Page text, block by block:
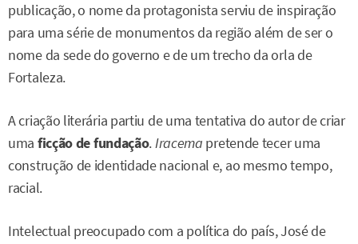
publicação, o nome da protagonista serviu de inspiração
para uma série de monumentos da região além de ser o
nome da sede do governo e de um trecho da orla de
Fortaleza.
A criação literária partiu de uma tentativa do autor de criar
uma ficção de fundação.Iracema pretende tecer uma
construção de identidade nacional e, ao mesmo tempo,
racial.
Intelectual preocupado com a política do país, José de